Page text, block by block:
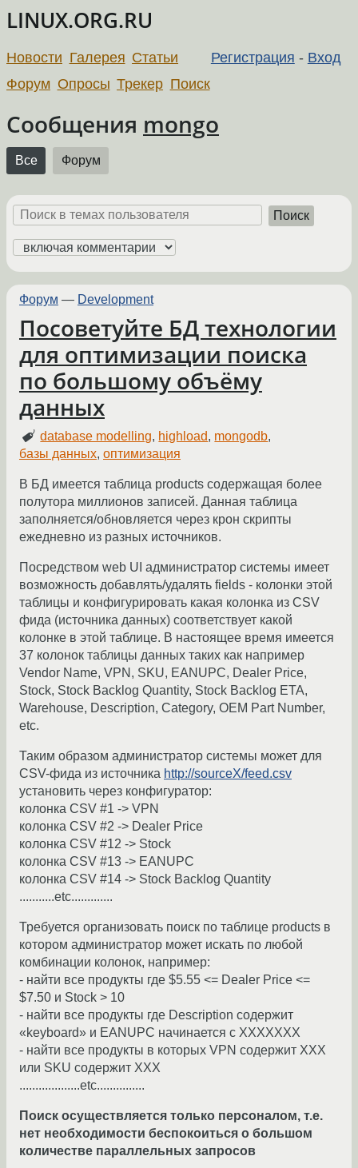
LINUX.ORG.RU
Регистрация - Вход
Новости Галерея Статьи
Форум Опросы Трекер Поиск
Сообщения mongo
Все Форум
Поиск
Форум — Development
Посоветуйте БД технологии
для оптимизации поиска
по большому объёму
данных
database modelling, highload, mongodb,
базы данных, оптимизация
В БД имеется таблица products содержащая более
полутора миллионов записей. Данная таблица
заполняется/обновляется через крон скрипты
ежедневно из разных источников.
Посредством web UI администратор системы имеет
возможность добавлять/удалять fields - колонки этой
таблицы и конфигурировать какая колонка из CSV
фида (источника данных) соответствует какой
колонке в этой таблице. В настоящее время имеется
37 колонок таблицы данных таких как например
Vendor Name, VPN, SKU, EANUPC, Dealer Price,
Stock, Stock Backlog Quantity, Stock Backlog ETA,
Warehouse, Description, Category, OEM Part Number,
etc.
Таким образом администратор системы может для
CSV-фида из источника http://sourceX/feed.csv
установить через конфигуратор:
колонка CSV #1 -> VPN
колонка CSV #2 -> Dealer Price
колонка CSV #12 -> Stock
колонка CSV #13 -> EANUPC
колонка CSV #14 -> Stock Backlog Quantity
...........etc.............
Требуется организовать поиск по таблице products в
котором администратор может искать по любой
комбинации колонок, например:
- найти все продукты где $5.55 <= Dealer Price <=
$7.50 и Stock > 10
- найти все продукты где Description содержит
«keyboard» и EANUPC начинается с XXXXXXX
- найти все продукты в которых VPN содержит XXX
или SKU содержит XXX
...................etc...............
Поиск осуществляется только персоналом, т.е.
нет необходимости беспокоиться о большом
количестве параллельных запросов